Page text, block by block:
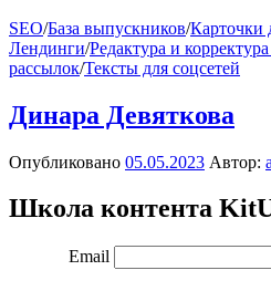
SEO/База выпускников/Карточки
Лендинги/Редактура и корректура
рассылок/Тексты для соцсетей
Динара Девяткова
Опубликовано 05.05.2023 Автор:
Школа контента
Email